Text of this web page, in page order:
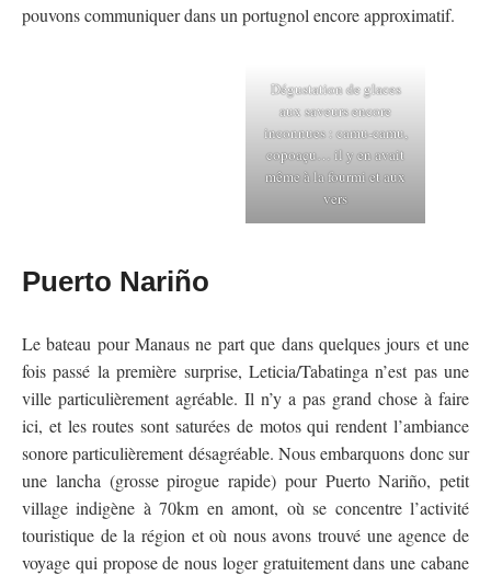
pouvons communiquer dans un portugnol encore approximatif.
Dégustation de glaces
aux saveurs encore
inconnues : camu-camu,
copoaçu… il y en avait
même à la fourmi et aux
vers
Puerto Nariño
Le bateau pour Manaus ne part que dans quelques jours et une
fois passé la première surprise, Leticia/Tabatinga n’est pas une
ville particulièrement agréable. Il n’y a pas grand chose à faire
ici, et les routes sont saturées de motos qui rendent l’ambiance
sonore particulièrement désagréable. Nous embarquons donc sur
une lancha (grosse pirogue rapide) pour Puerto Nariño, petit
village indigène à 70km en amont, où se concentre l’activité
touristique de la région et où nous avons trouvé une agence de
voyage qui propose de nous loger gratuitement dans une cabane